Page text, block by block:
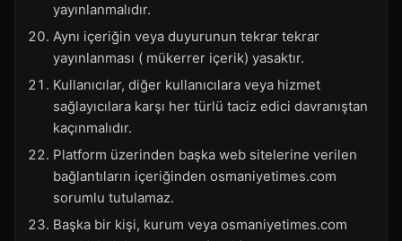
yayınlanmalıdır.
Aynı içeriğin veya duyurunun tekrar tekrar
yayınlanması ( mükerrer içerik) yasaktır.
Kullanıcılar, diğer kullanıcılara veya hizmet
sağlayıcılara karşı her türlü taciz edici davranıştan
kaçınmalıdır.
Platform üzerinden başka web sitelerine verilen
bağlantıların içeriğinden osmaniyetimes.com
sorumlu tutulamaz.
Başka bir kişi, kurum veya osmaniyetimes.com